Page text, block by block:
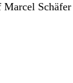
Marcel